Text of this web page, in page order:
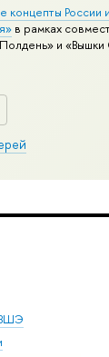
концепты России
в рамках
и
ВШЭ